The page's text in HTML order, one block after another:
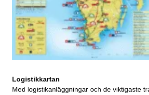
Logistikkartan
Med logistikanläggningar och de viktigaste